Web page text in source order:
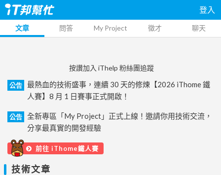
登入
文章 問答 My Project 徵才 聊天
按讚加入 iThelp 粉絲團追蹤
公告
最熱血的技術盛事，連續 30 天的修煉【2026 iThome 鐵
人賽】8 月 1 日賽事正式開啟！
公告
全新專區「My Project」正式上線！邀請你用技術交流，
分享最真實的開發經驗
前往 iThome鐵人賽
技術文章